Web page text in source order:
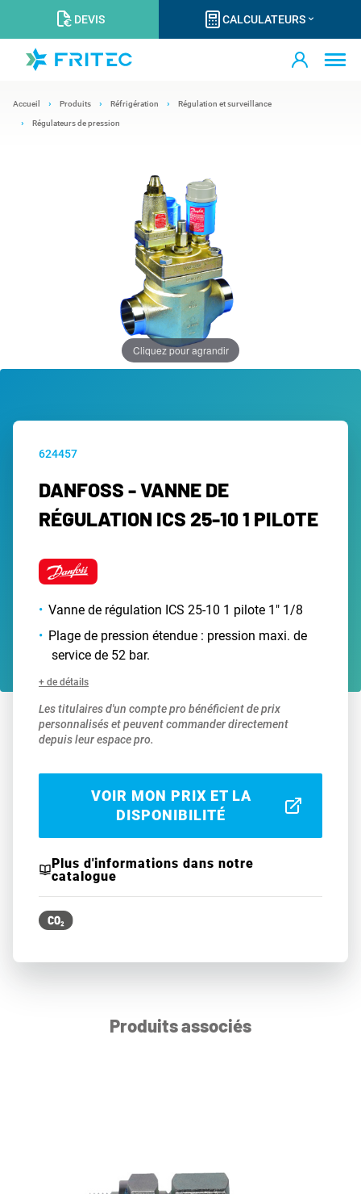
DEVIS CALCULATEURS
Accueil Produits Réfrigération Régulation et surveillance
Régulateurs de pression
Cliquez pour agrandir
624457
DANFOSS - VANNE DE
RÉGULATION ICS 25-10 1 PILOTE
Vanne de régulation ICS 25-10 1 pilote 1" 1/8
Plage de pression étendue : pression maxi. de
service de 52 bar.
+ de détails
Les titulaires d'un compte pro bénéficient de prix
personnalisés et peuvent commander directement
depuis leur espace pro.
VOIR MON PRIX ET LA
DISPONIBILITÉ
Plus d'informations dans notre
catalogue
Produits associés